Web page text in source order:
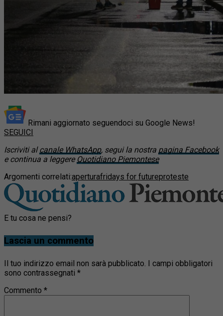
Rimani aggiornato seguendoci su Google News!
SEGUICI
Iscriviti alcanale WhatsApp, segui la nostra pagina Facebook
e continua a leggere Quotidiano Piemontese
Argomenti correlati:aperturafridays for futureproteste
E tu cosa ne pensi?
Lascia un commento
Il tuo indirizzo email non sarà pubblicato. I campi obbligatori
sono contrassegnati *
Commento *